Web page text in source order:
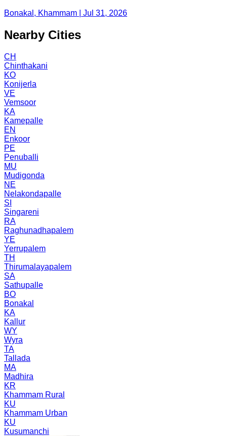
Bonakal, Khammam | Jul 31, 2026
Nearby Cities
CH
Chinthakani
KO
Konijerla
VE
Vemsoor
KA
Kamepalle
EN
Enkoor
PE
Penuballi
MU
Mudigonda
NE
Nelakondapalle
SI
Singareni
RA
Raghunadhapalem
YE
Yerrupalem
TH
Thirumalayapalem
SA
Sathupalle
BO
Bonakal
KA
Kallur
WY
Wyra
TA
Tallada
MA
Madhira
KR
Khammam Rural
KU
Khammam Urban
KU
Kusumanchi